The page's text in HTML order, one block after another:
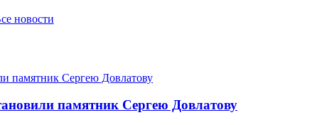
новости
памятник Сергею Довлатову